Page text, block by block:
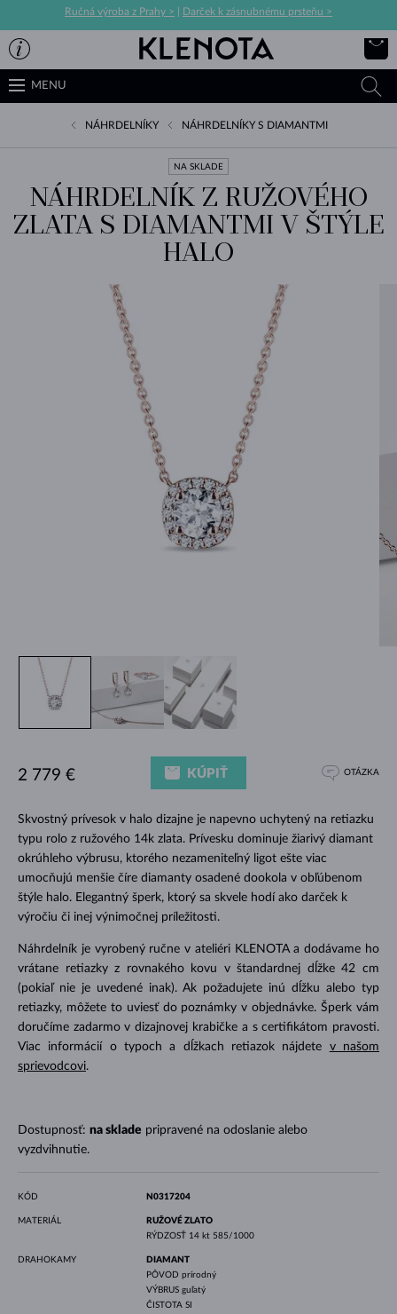
Ručná výroba z Prahy > Darček k zásnubnému prsteňu >
MENU
NÁHRDELNÍKY NÁHRDELNÍKY S DIAMANTMI
NA SKLADE
NÁHRDELNÍK Z RUŽOVÉHO
ZLATA S DIAMANTMI V ŠTÝLE
HALO
Skvostný prívesok v halo dizajne je napevno uchytený na retiazku
typu rolo z ružového 14k zlata. Prívesku dominuje žiarivý diamant
okrúhleho výbrusu, ktorého nezameniteľný ligot ešte viac
umocňujú menšie číre diamanty osadené dookola v obľúbenom
štýle halo. Elegantný šperk, ktorý sa skvele hodí ako darček k
výročiu či inej výnimočnej príležitosti.
Náhrdelník je vyrobený ručne v ateliéri KLENOTA a dodávame ho
vrátane retiazky z rovnakého kovu v štandardnej dĺžke 42 cm
(pokiaľ nie je uvedené inak). Ak požadujete inú dĺžku alebo typ
retiazky, môžete to uviesť do poznámky v objednávke. Šperk vám
doručíme zadarmo v dizajnovej krabičke a s certifikátom pravosti.
Viac informácií o typoch a dĺžkach retiazok nájdete v našom
sprievodcovi.
Dostupnosť: na sklade pripravené na odoslanie alebo
vyzdvihnutie.
2 779 € KÚPIŤ OTÁZKA
KÓD N0317204
MATERIÁL
RUŽOVÉ ZLATO
RÝDZOSŤ 14 kt 585/1000
DRAHOKAMY
DIAMANT
PÔVOD prírodný
VÝBRUS guľatý
ČISTOTA SI